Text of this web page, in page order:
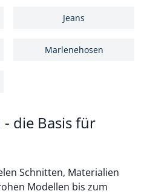
Jeans
Marlenehosen
die Basis für
Schnitten, Materialien
Modellen bis zum